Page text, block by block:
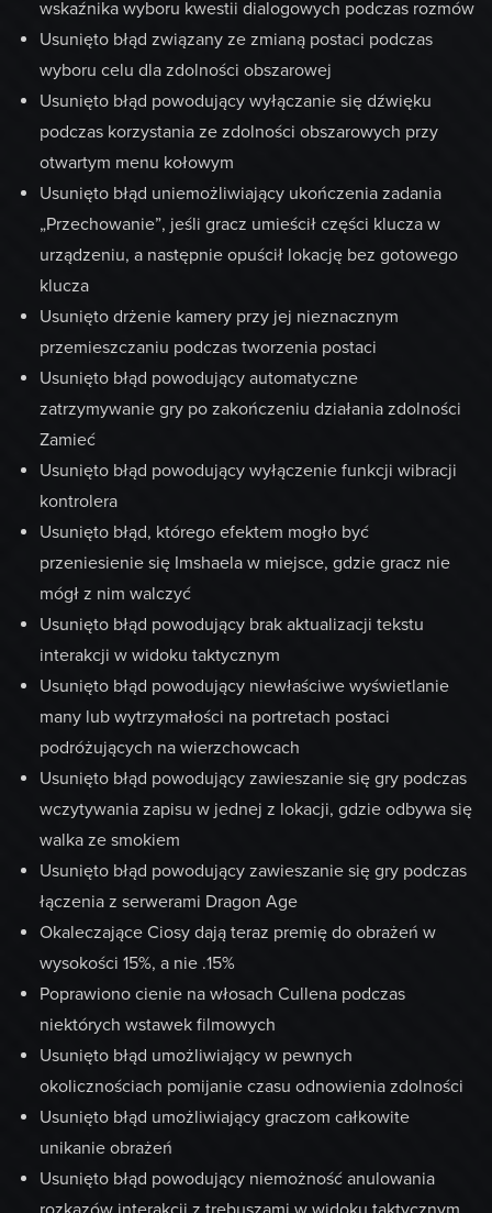
wskaźnika wyboru kwestii dialogowych podczas rozmów
Usunięto błąd związany ze zmianą postaci podczas
wyboru celu dla zdolności obszarowej
Usunięto błąd powodujący wyłączanie się dźwięku
podczas korzystania ze zdolności obszarowych przy
otwartym menu kołowym
Usunięto błąd uniemożliwiający ukończenia zadania
„Przechowanie”, jeśli gracz umieścił części klucza w
urządzeniu, a następnie opuścił lokację bez gotowego
klucza
Usunięto drżenie kamery przy jej nieznacznym
przemieszczaniu podczas tworzenia postaci
Usunięto błąd powodujący automatyczne
zatrzymywanie gry po zakończeniu działania zdolności
Zamieć
Usunięto błąd powodujący wyłączenie funkcji wibracji
kontrolera
Usunięto błąd, którego efektem mogło być
przeniesienie się Imshaela w miejsce, gdzie gracz nie
mógł z nim walczyć
Usunięto błąd powodujący brak aktualizacji tekstu
interakcji w widoku taktycznym
Usunięto błąd powodujący niewłaściwe wyświetlanie
many lub wytrzymałości na portretach postaci
podróżujących na wierzchowcach
Usunięto błąd powodujący zawieszanie się gry podczas
wczytywania zapisu w jednej z lokacji, gdzie odbywa się
walka ze smokiem
Usunięto błąd powodujący zawieszanie się gry podczas
łączenia z serwerami Dragon Age
Okaleczające Ciosy dają teraz premię do obrażeń w
wysokości 15%, a nie .15%
Poprawiono cienie na włosach Cullena podczas
niektórych wstawek filmowych
Usunięto błąd umożliwiający w pewnych
okolicznościach pomijanie czasu odnowienia zdolności
Usunięto błąd umożliwiający graczom całkowite
unikanie obrażeń
Usunięto błąd powodujący niemożność anulowania